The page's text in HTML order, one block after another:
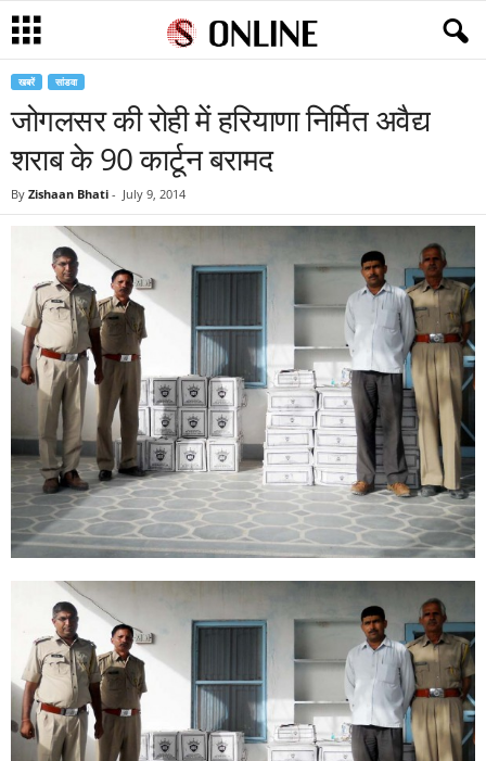
खबरें सांडवा
जोगलसर की रोही में हरियाणा निर्मित अवैद्य
शराब के 90 कार्टून बरामद
By Zishaan Bhati - July 9, 2014